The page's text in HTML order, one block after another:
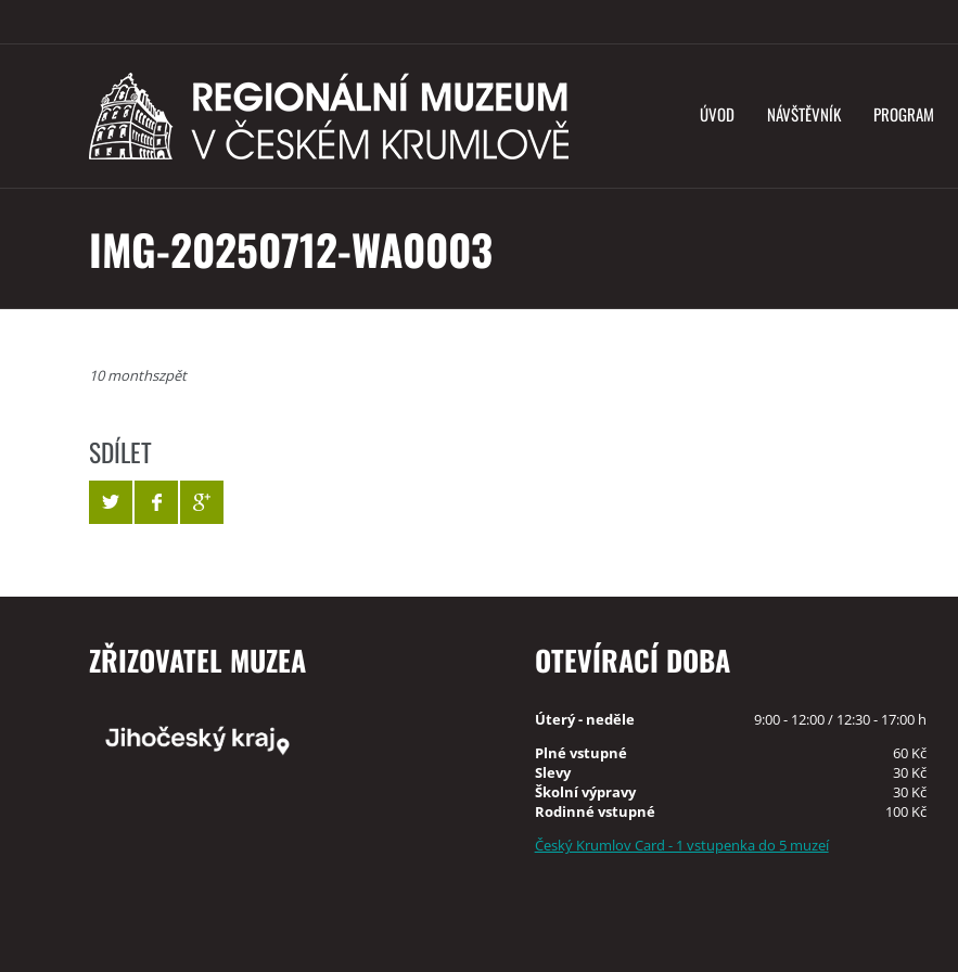
ÚVOD NÁVŠTĚVNÍK PROGRAM
IMG-20250712-WA0003
10 monthszpět
SDÍLET
ZŘIZOVATEL MUZEA OTEVÍRACÍ DOBA
Úterý - neděle
9:00 - 12:00 / 12:30 - 17:00 h
Plné vstupné
60 Kč
Slevy
30 Kč
Školní výpravy
30 Kč
Rodinné vstupné
100 Kč
Český Krumlov Card - 1 vstupenka do 5 muzeí